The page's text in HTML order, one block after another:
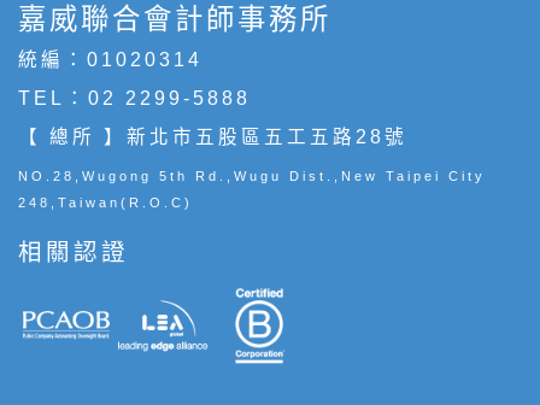
嘉威聯合會計師事務所
統編：01020314
TEL： 02 2299-5888
【 總所 】新北市五股區五工五路28號
NO.28,Wugong 5th Rd.,Wugu Dist.,New Taipei City
248,Taiwan(R.O.C)
相關認證